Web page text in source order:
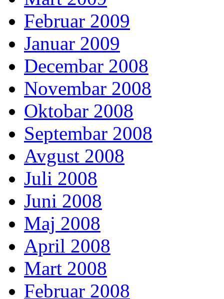
Februar 2009
Januar 2009
Decembar 2008
Novembar 2008
Oktobar 2008
Septembar 2008
Avgust 2008
Juli 2008
Juni 2008
Maj 2008
April 2008
Mart 2008
Februar 2008